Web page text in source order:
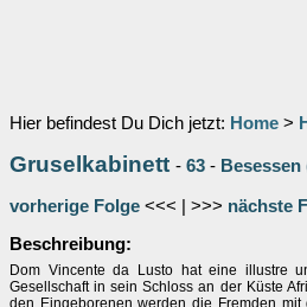
Hier befindest Du Dich jetzt: Home >
Gruselkabinett - 63 -
vorherige Folge <<< | >>> nächste
Beschreibung:
Dom Vincente da Lusto hat eine illustre
Gesellschaft in sein Schloss an der Küste
den Eingeborenen werden die Fremden mit